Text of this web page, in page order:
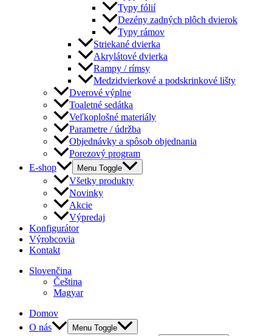
Typy fólií
Dezény zadných plôch dvierok
Typy rámov
Striekané dvierka
Akrylátové dvierka
Rampy / rímsy
Medzidvierkové a podskrinkové lišty
Dverové výplne
Toaletné sedátka
Veľkoplošné materiály
Parametre / údržba
Objednávky a spôsob objednania
Porezový program
E-shop
Menu Toggle
Všetky produkty
Novinky
Akcie
Výpredaj
Konfigurátor
Výrobcovia
Kontakt
Slovenčina
Čeština
Magyar
Domov
O nás
Menu Toggle